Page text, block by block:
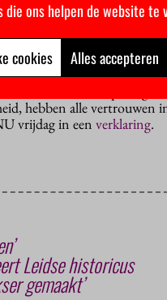
staat te lezen in de brief.
van de Radboud
VSNU en
hebben alle
vrijdag in een verklaring.
Leidse historicus
gemaakt’
ons helpen de website te
cookies Alles accepteren